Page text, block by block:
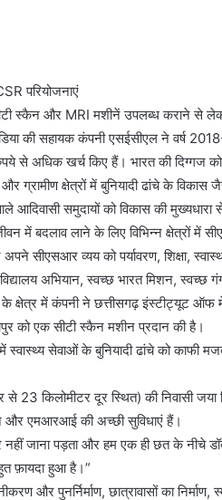
परियोजनाएं
स्कैन और MRI मशीनें उपलब्ध कराने से लेकर
की सहायक कंपनी एसईसीएल ने वर्ष
से अधिक खर्च किए हैं। भारत की दिग्गज
ग्रामीण क्षेत्रों में बुनियादी ढांचे के
आदिवासी समुदायों को विकास की मुख्यधारा
में बदलाव लाने के लिए विभिन्न क्षेत्रों में
सीएसआर व्यय को पर्यावरण, शिक्षा,
अभियान, स्वच्छ भारत मिशन, स्वच्छ
के क्षेत्र में कंपनी ने छत्तीसगढ़ इंस्टीट्यूट
को एक सीटी स्कैन मशीन प्रदान की है।
स्वास्थ्य सेवाओं के बुनियादी ढांचे को काफी
से 23 किलोमीटर दूर स्थित) की निवासी
और एमआरआई की अच्छी सुविधाएं हैं।
नहीं जाना पड़ता और हम एक ही छत के नीचे
फ़ायदा हुआ है।”
और पुनर्निर्माण, छात्रावासों का